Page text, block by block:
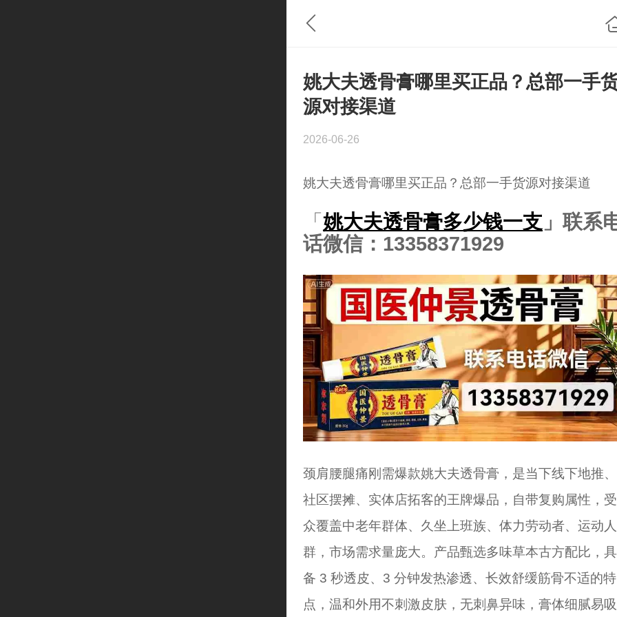
姚大夫透骨膏哪里买正品？总部一手
源对接渠道
2026-06-26
姚大夫透骨膏哪里买正品？总部一手货源对接渠道
「 姚大夫透骨膏多少钱一支 」联系
话微信：13358371929
颈肩腰腿痛刚需爆款姚大夫透骨膏，是当下线下地推、
社区摆摊、实体店拓客的王牌爆品，自带复购属性，受
众覆盖中老年群体、久坐上班族、体力劳动者、运动人
群，市场需求量庞大。产品甄选多味草本古方配比，具
备 3 秒透皮、3 分钟发热渗透、长效舒缓筋骨不适的特
点，温和外用不刺激皮肤，无刺鼻异味，膏体细腻易吸